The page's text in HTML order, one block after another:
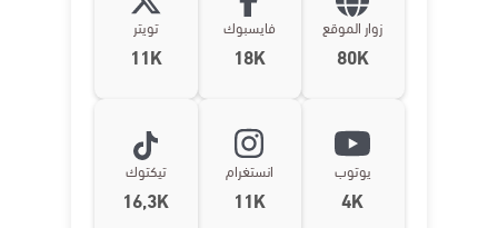
زوار الموقع
80K
فايسبوك
18K
تويتر
11K
يوتوب
4K
انستغرام
11K
تيكتوك
16,3K